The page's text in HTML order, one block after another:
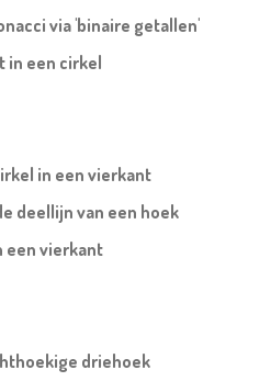
via 'binaire getallen'
in een cirkel
in een vierkant
deellijn van een hoek
een vierkant
driehoek